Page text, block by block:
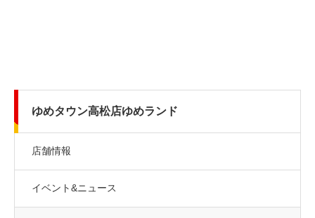
ゆめタウン高松店ゆめランド
店舗情報
イベント&ニュース